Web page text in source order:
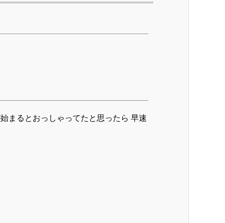
まるとおっしゃってたと思ったら 早速